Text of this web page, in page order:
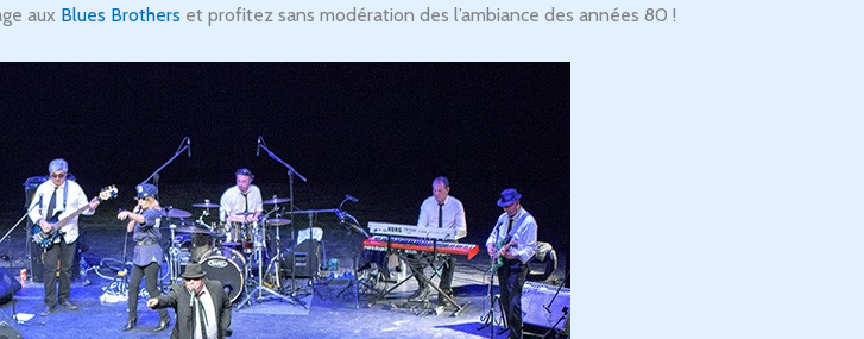
aux Blues Brothers et profitez sans modération des l’ambiance des années 80 !